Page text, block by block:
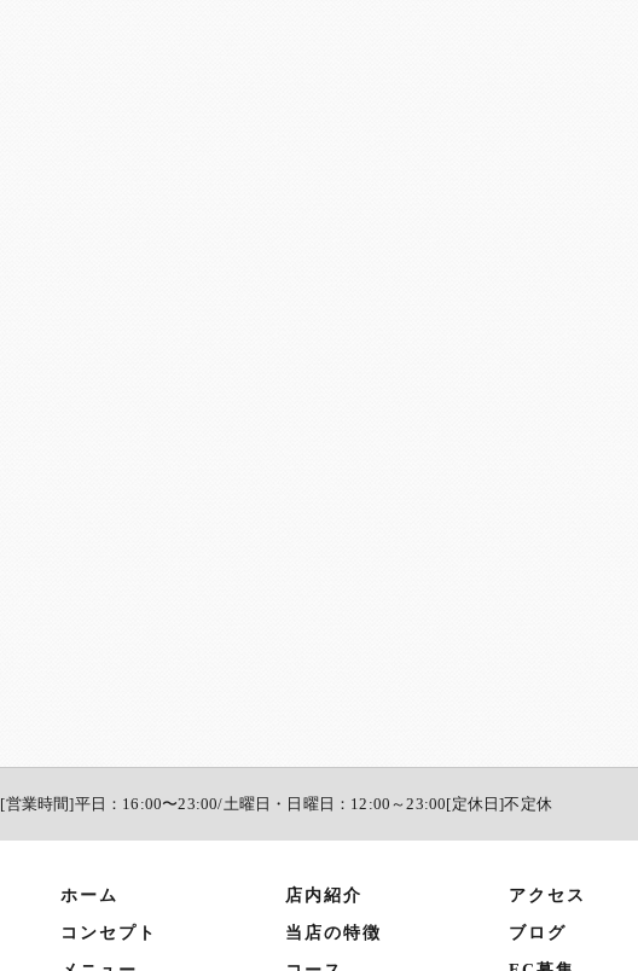
[営業時間]平日：16:00〜23:00/土曜日・日曜日：12:00～23:00[定休日]不定休
ホーム
コンセプト
店内紹介
当店の特徴
アクセス
ブログ